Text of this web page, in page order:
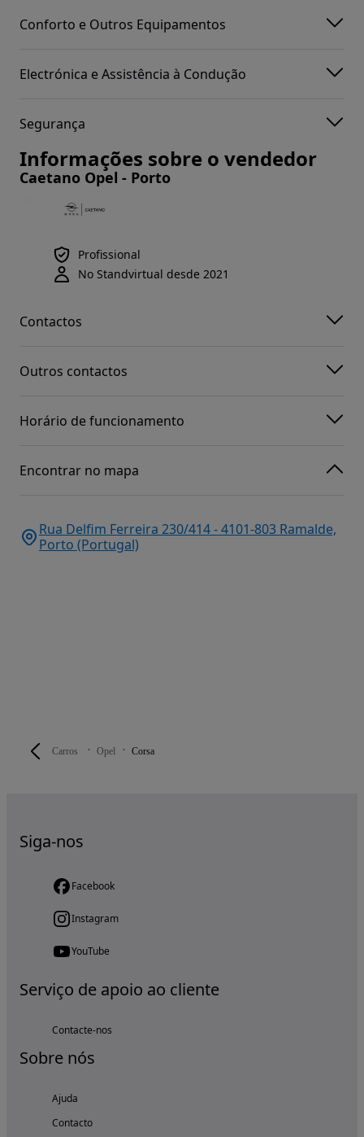
Carros Opel Corsa
Conforto e Outros Equipamentos
Electrónica e Assistência à Condução
Segurança
Informações sobre o vendedor
Caetano Opel - Porto
Profissional
No Standvirtual desde 2021
Contactos
Outros contactos
Horário de funcionamento
Encontrar no mapa
Rua Delfim Ferreira 230/414 - 4101-803 Ramalde,
Porto (Portugal)
Siga-nos
Facebook
Instagram
YouTube
Serviço de apoio ao cliente
Contacte-nos
Sobre nós
Ajuda
Contacto